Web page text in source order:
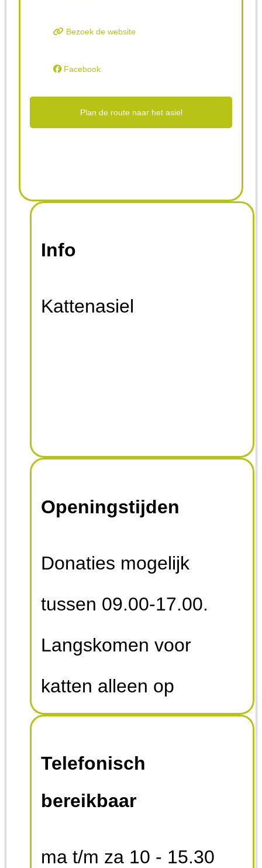
Bezoek de website
Facebook
Plan de route naar het asiel
Info
Kattenasiel
Openingstijden
Donaties mogelijk
tussen 09.00-17.00.
Langskomen voor
katten alleen op
Telefonisch
bereikbaar
ma t/m za 10 - 15.30